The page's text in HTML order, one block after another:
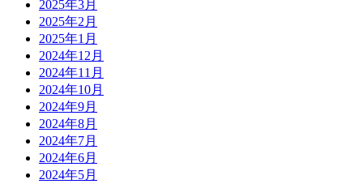
2025年3月
2025年2月
2025年1月
2024年12月
2024年11月
2024年10月
2024年9月
2024年8月
2024年7月
2024年6月
2024年5月